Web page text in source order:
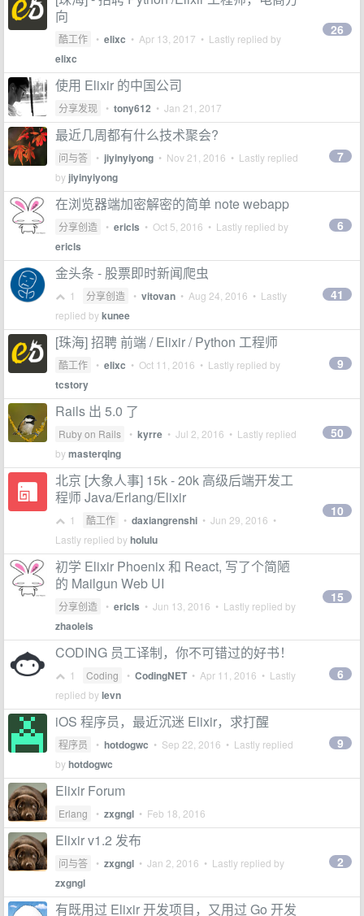
向
酷工作 • elixc • Apr 13, 2017 • Lastly replied by
elixc
26
使用 Elixir 的中国公司
分享发现 • tony612 • Jan 21, 2017
最近几周都有什么技术聚会?
问与答 • jiyinyiyong • Nov 21, 2016 • Lastly replied
by jiyinyiyong
7
在浏览器端加密解密的简单 note webapp
分享创造 • ericls • Oct 5, 2016 • Lastly replied by
ericls
6
金头条 - 股票即时新闻爬虫
1 分享创造 • vitovan • Aug 24, 2016 • Lastly
replied bykunee
41
[珠海] 招聘 前端 / Elixir / Python 工程师
酷工作 • elixc • Oct 11, 2016 • Lastly replied by
tcstory
9
Rails 出 5.0 了
Ruby on Rails • kyrre • Jul 2, 2016 • Lastly replied
bymasterqing
50
北京 [大象人事] 15k - 20k 高级后端开发工
程师 Java/Erlang/Elixir
1 酷工作 • daxiangrenshi • Jun 29, 2016 •
Lastly replied byholulu
10
初学 Elixir Phoenix 和 React, 写了个简陋
的 Mailgun Web UI
分享创造 • ericls • Jun 13, 2016 • Lastly replied by
zhaoleis
15
CODING 员工译制，你不可错过的好书！
1 Coding • CodingNET • Apr 11, 2016 • Lastly
replied bylevn
6
iOS 程序员，最近沉迷 Elixir，求打醒
程序员 • hotdogwc • Sep 22, 2016 • Lastly replied
byhotdogwc
9
Elixir Forum
Erlang • zxgngl • Feb 18, 2016
Elixir v1.2 发布
问与答 • zxgngl • Jan 2, 2016 • Lastly replied by
zxgngl
2
有既用过 Elixir 开发项目，又用过 Go 开发